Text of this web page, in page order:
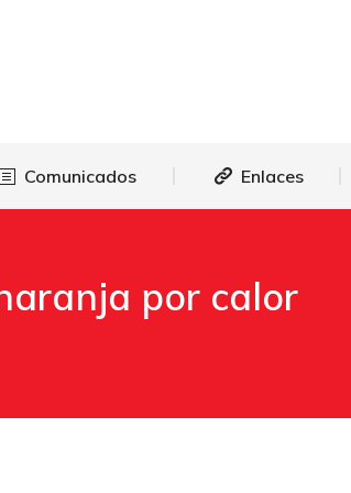
Comunicados Enlaces
por calor